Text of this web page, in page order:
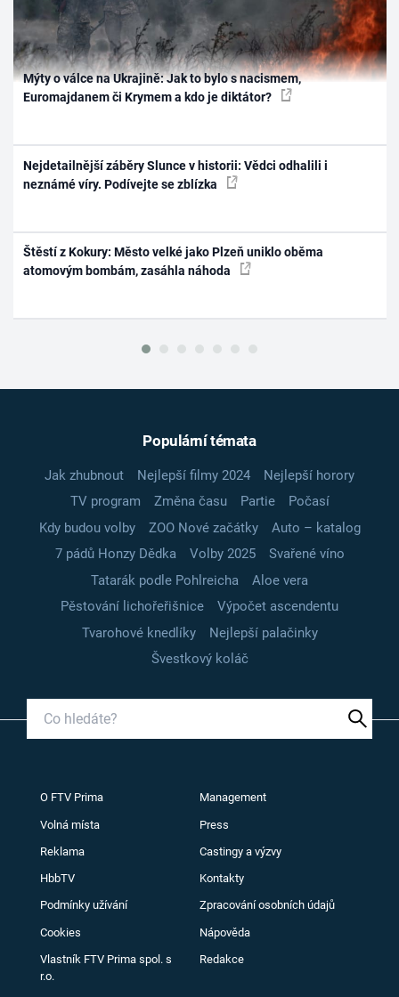
Mýty o válce na Ukrajině: Jak to bylo s nacismem,
Euromajdanem či Krymem a kdo je diktátor?
Nejdetailnější záběry Slunce v historii: Vědci odhalili i
neznámé víry. Podívejte se zblízka
Štěstí z Kokury: Město velké jako Plzeň uniklo oběma
atomovým bombám, zasáhla náhoda
Populární témata
Jak zhubnout Nejlepší filmy 2024
Nejlepší horory
TV program
Změna času Partie
Počasí
Kdy budou volby
ZOO Nové začátky
Auto – katalog
7 pádů Honzy Dědka
Volby 2025
Svařené víno
Tatarák podle Pohlreicha
Aloe vera
Pěstování lichořeřišnice
Výpočet ascendentu
Tvarohové knedlíky
Nejlepší palačinky
Švestkový koláč
O FTV Prima Management
Volná místa Press
Reklama Castingy a výzvy
HbbTV Kontakty
Podmínky užívání Zpracování osobních údajů
Cookies Nápověda
Vlastník FTV Prima spol. s
r.o.
Redakce